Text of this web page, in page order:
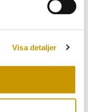
Visa detaljer